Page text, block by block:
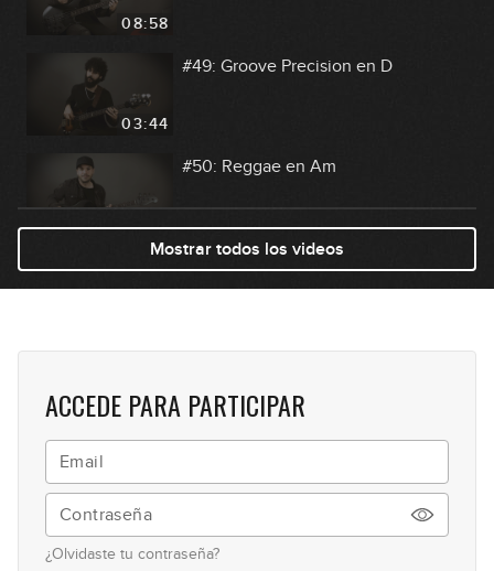
08:58
03:44
#49: Groove Precision en D
09:34
#50: Reggae en Am
#51: Drum & Bass en Bm
09:24
Mostrar todos los videos
ACCEDE PARA PARTICIPAR
¿Olvidaste tu contraseña?